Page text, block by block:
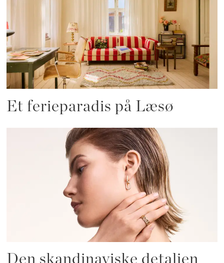
Et ferieparadis på Læsø
Den skandinaviske detaljen